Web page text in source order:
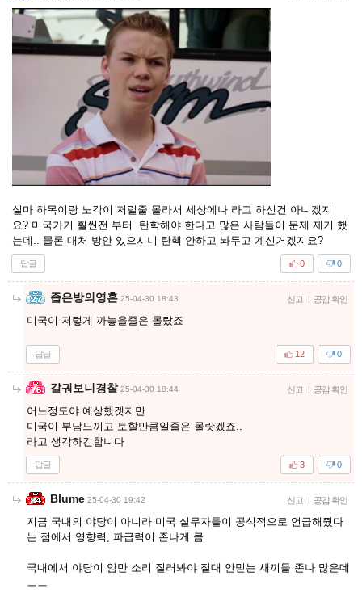
설마 하목이랑 노각이 저럴줄 몰라서 세상에나 라고 하신건 아니겠지
요? 미국가기 훨씬전 부터 탄학해야 한다고 많은 사람들이 문제 제기 했
는데.. 물론 대처 방안 있으시니 탄핵 안하고 놔두고 계신거겠지요?
답글 0
0
좁은방의영혼 25-04-30 18:43 신고 | 공감 확인
미국이 저렇게 까놓을줄은 몰랐죠
답글 0
12
갈궈보니경찰 25-04-30 18:44 신고 | 공감 확인
어느정도야 예상했겟지만
미국이 부담느끼고 토할만큼일줄은 몰랏겠죠..
라고 생각하긴합니다
답글 0
3
Blume 25-04-30 19:42 신고 | 공감 확인
지금 국내의 야당이 아니라 미국 실무자들이 공식적으로 언급해줬다
는 점에서 영향력, 파급력이 존나게 큼
국내에서 야당이 암만 소리 질러봐야 절대 안믿는 새끼들 존나 많은데
ㅡㅡ